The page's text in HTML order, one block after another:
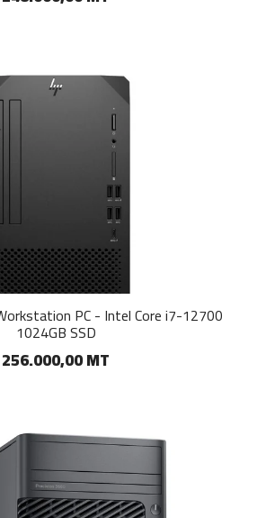
PC - Intel Core i7-12700
1024GB SSD
256.000,00 MT